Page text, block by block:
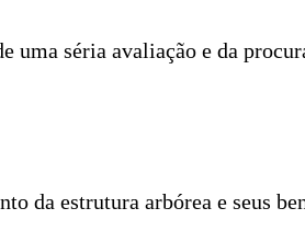
uma séria avaliação e da
da estrutura arbórea e seus